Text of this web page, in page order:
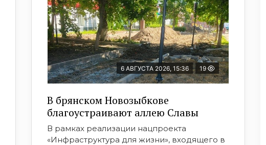
6 АВГУСТА 2026, 15:36 19
В брянском Новозыбкове
благоустраивают аллею Славы
В рамках реализации нацпроекта
«Инфраструктура для жизни», входящего в